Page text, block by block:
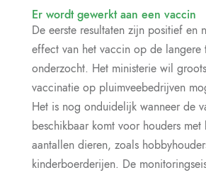
Er wordt gewerkt aan een vaccin
De eerste resultaten zijn positief en
effect van het vaccin op de langere
onderzocht. Het ministerie wil
vaccinatie op pluimveebedrijven
Het is nog onduidelijk wanneer de
beschikbaar komt voor houders met
aantallen dieren, zoals
kinderboerderijen. De